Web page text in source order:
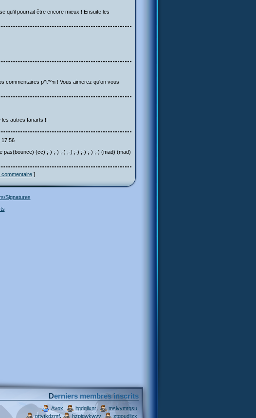
qu'il pourrait être encore mieux ! Ensuite les
commentaires p^t^^n ! Vous aimerez qu'on vous
les autres fanarts !!
17:56
pas(bounce) (cc) ;-) ;-) ;-) ;-) ;-) ;-) ;-) ;-) (mad) (mad)
commentaire ]
Signatures
Derniers membres inscrits
Avox itgdqiixnr, msivymtqsu
pttytkdzmf, hzpjqwkwvv ztgoudljzx